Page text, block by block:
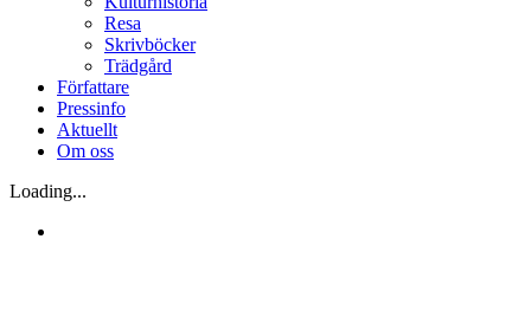
Resa
Skrivböcker
Trädgård
Författare
Pressinfo
Aktuellt
Om oss
Loading...